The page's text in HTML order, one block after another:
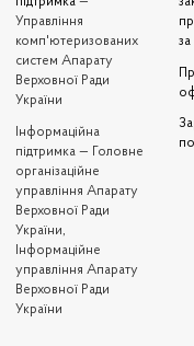
Управління
комп'ютеризованих
систем Апарату
Верховної Ради
України
Iнформаційна
підтримка — Головне
організаційне
управління Апарату
Верховної Ради
України,
Інформаційне
управління Апарату
Верховної Ради
України